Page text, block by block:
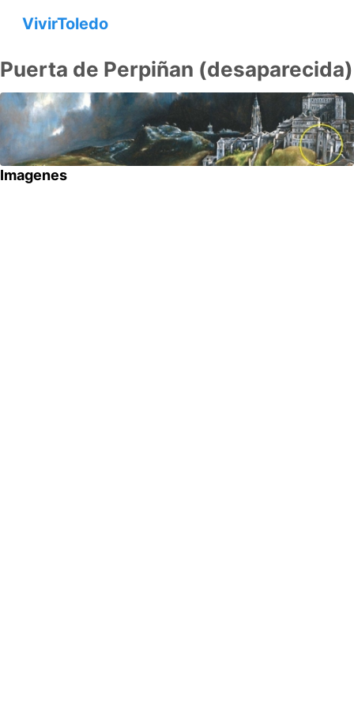
VivirToledo
Puerta de Perpiñan (desaparecida)
Imagenes